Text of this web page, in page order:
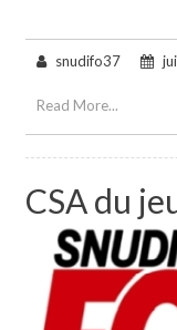
snudifo37
Read More...
CSA du